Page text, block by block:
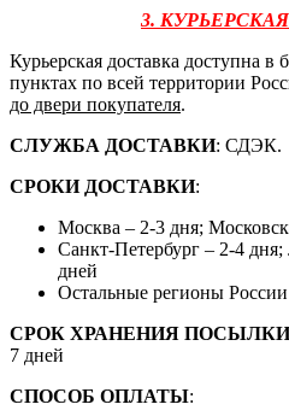
3.
Курьерская доставка доступна в
пунктах по всей территории
до двери покупателя.
СЛУЖБА ДОСТАВКИ: СДЭК.
СРОКИ ДОСТАВКИ:
Москва – 2-3 дня;
Санкт-Петербург – 2-4
дней
Остальные регионы
СРОК ХРАНЕНИЯ
7 дней
СПОСОБ ОПЛАТЫ: